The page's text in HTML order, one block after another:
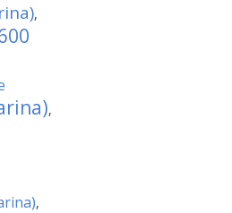
,
,
,